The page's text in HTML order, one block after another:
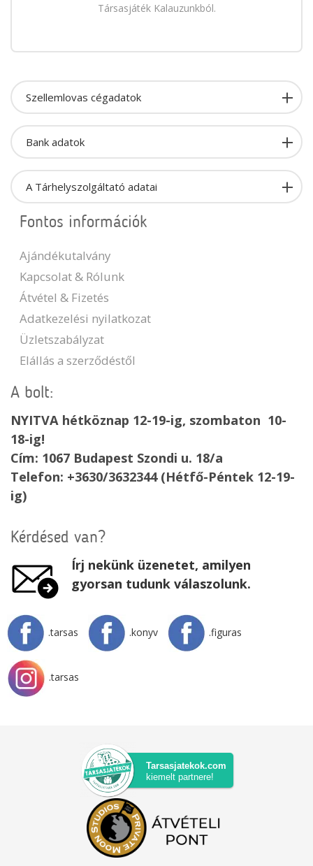
Társasjáték Kalauzunkból.
Szellemlovas cégadatok
Bank adatok
A Tárhelyszolgáltató adatai
Fontos információk
Ajándékutalvány
Kapcsolat & Rólunk
Átvétel & Fizetés
Adatkezelési nyilatkozat
Üzletszabályzat
Elállás a szerződéstől
A bolt:
NYITVA hétköznap 12-19-ig, szombaton 10-
18-ig!
Cím: 1067 Budapest Szondi u. 18/a
Telefon: +3630/3632344 (Hétfő-Péntek 12-19-
ig)
Kérdésed van?
Írj nekünk üzenetet, amilyen
gyorsan tudunk válaszolunk.
.tarsas .konyv .figuras
.tarsas
Tarsasjatekok.com
kiemelt partnere!